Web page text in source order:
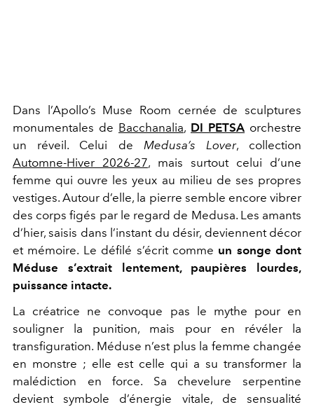
Dans l’Apollo’s Muse Room cernée de sculptures
monumentales de Bacchanalia, DI PETSA orchestre
un réveil. Celui de Medusa’s Lover, collection
Automne-Hiver 2026-27, mais surtout celui d’une
femme qui ouvre les yeux au milieu de ses propres
vestiges. Autour d’elle, la pierre semble encore vibrer
des corps figés par le regard de Medusa. Les amants
d’hier, saisis dans l’instant du désir, deviennent décor
et mémoire. Le défilé s’écrit comme un songe dont
Méduse s’extrait lentement, paupières lourdes,
puissance intacte.
La créatrice ne convoque pas le mythe pour en
souligner la punition, mais pour en révéler la
transfiguration. Méduse n’est plus la femme changée
en monstre ; elle est celle qui a su transformer la
malédiction en force. Sa chevelure serpentine
devient symbole d’énergie vitale, de sensualité